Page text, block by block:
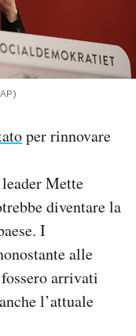
per rinnovare
Mette
diventare la
I
alle
arrivati
l’attuale